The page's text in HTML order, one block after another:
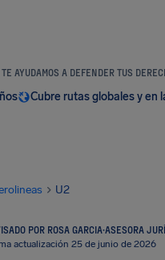
TE AYUDAMOS A DEFENDER TUS
Cubre rutas globales y en
U2
POR ROSA GARCIA·ASESORA
actualización 25 de junio de 2026